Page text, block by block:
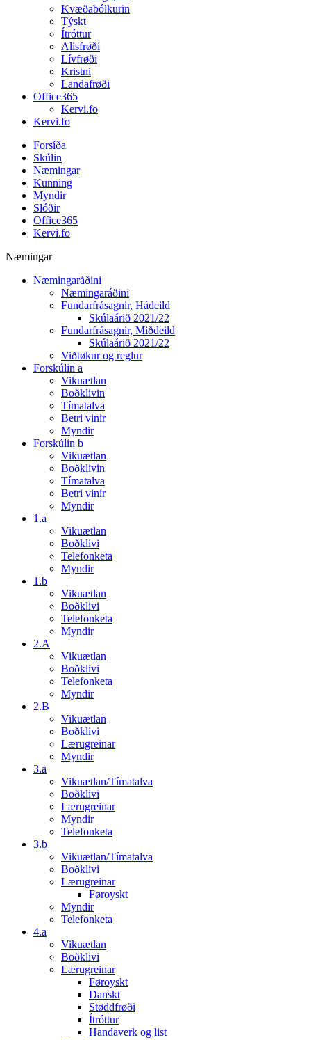
Kvæðabólkurin
Týskt
Ítróttur
Alisfrøði
Lívfrøði
Kristni
Landafrøði
Office365
Kervi.fo
Kervi.fo
Forsíða
Skúlin
Næmingar
Kunning
Myndir
Slóðir
Office365
Kervi.fo
Næmingar
Næmingaráðini
Næmingaráðini
Fundarfrásagnir, Hádeild
Skúlaárið 2021/22
Fundarfrásagnir, Miðdeild
Skúlaárið 2021/22
Viðtøkur og reglur
Forskúlin a
Vikuætlan
Boðklivin
Tímatalva
Betri vinir
Myndir
Forskúlin b
Vikuætlan
Boðklivin
Tímatalva
Betri vinir
Myndir
1.a
Vikuætlan
Boðklivi
Telefonketa
Myndir
1.b
Vikuætlan
Boðklivi
Telefonketa
Myndir
2.A
Vikuætlan
Boðklivi
Telefonketa
Myndir
2.B
Vikuætlan
Boðklivi
Lærugreinar
Myndir
3.a
Vikuætlan/Tímatalva
Boðklivi
Lærugreinar
Myndir
Telefonketa
3.b
Vikuætlan/Tímatalva
Boðklivi
Lærugreinar
Føroyskt
Myndir
Telefonketa
4.a
Vikuætlan
Boðklivi
Lærugreinar
Føroyskt
Danskt
Støddfrøði
Ítróttur
Handaverk og list